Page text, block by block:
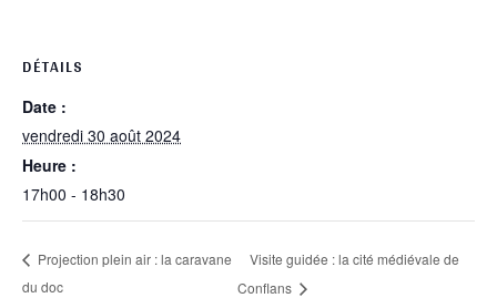
DÉTAILS
Date :
vendredi 30 août 2024
Heure :
17h00 - 18h30
Projection plein air : la caravane
du doc
Visite guidée : la cité médiévale de
Conflans